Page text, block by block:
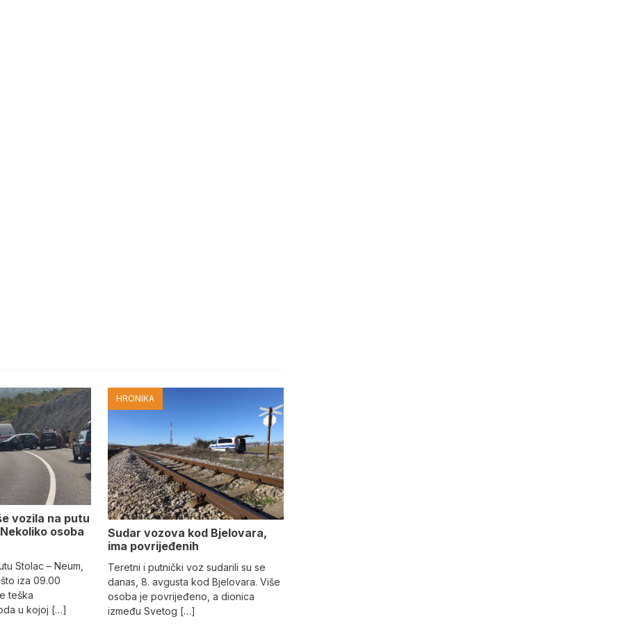
vozila na putu
osoba
Stolac – Neum,
iza 09.00
teška
u kojoj […]
HRONIKA
Sudar vozova kod Bjelovara,
ima povrijeđenih
Teretni i putnički voz sudarili su se
danas, 8. avgusta kod Bjelovara. Više
osoba je povrijeđeno, a dionica
između Svetog […]